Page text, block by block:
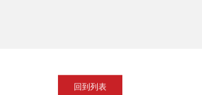
回到列表